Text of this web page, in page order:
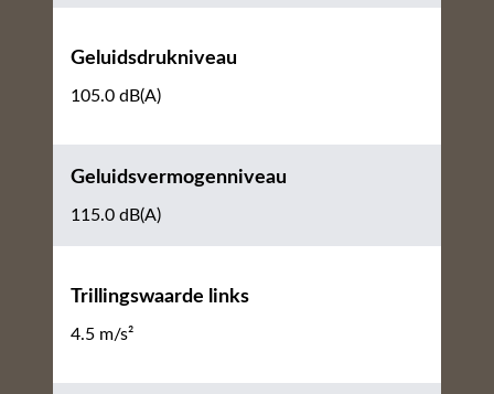
Geluidsdrukniveau
105.0 dB(A)
Geluidsvermogenniveau
115.0 dB(A)
Trillingswaarde links
4.5 m/s²